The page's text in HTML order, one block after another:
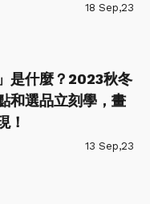
18 Sep,23
是什麼？2023秋冬
和選品立刻學，畫
！
13 Sep,23